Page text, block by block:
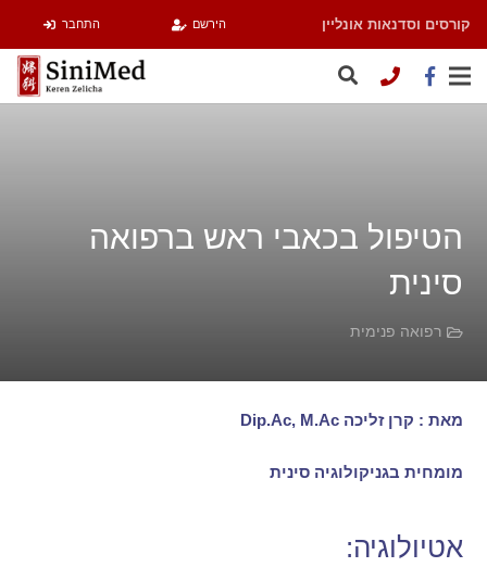
קורסים וסדנאות אונליין הירשם התחבר
הטיפול בכאבי ראש ברפואה
סינית
רפואה פנימית
מאת : קרן זליכה Dip.Ac, M.Ac
מומחית בגניקולוגיה סינית
אטיולוגיה: